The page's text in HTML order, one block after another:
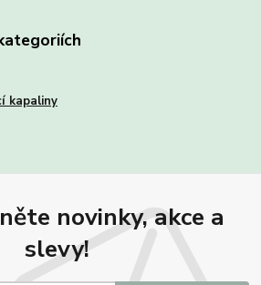
kapaliny
novinky, akce a
slevy!